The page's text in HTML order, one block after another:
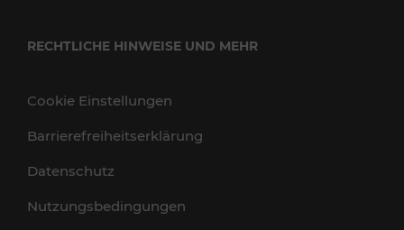
RECHTLICHE HINWEISE UND MEHR
Cookie Einstellungen
Barrierefreiheitserklärung
Datenschutz
Nutzungsbedingungen